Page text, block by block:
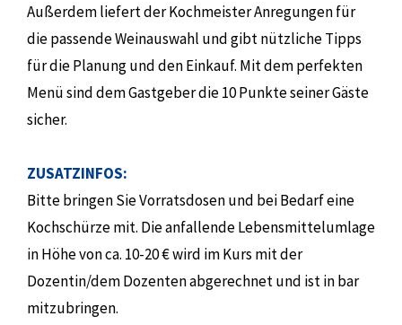
Außerdem liefert der Kochmeister Anregungen für
die passende Weinauswahl und gibt nützliche Tipps
für die Planung und den Einkauf. Mit dem perfekten
Menü sind dem Gastgeber die 10 Punkte seiner Gäste
sicher.
ZUSATZINFOS:
Bitte bringen Sie Vorratsdosen und bei Bedarf eine
Kochschürze mit. Die anfallende Lebensmittelumlage
in Höhe von ca. 10-20 € wird im Kurs mit der
Dozentin/dem Dozenten abgerechnet und ist in bar
mitzubringen.